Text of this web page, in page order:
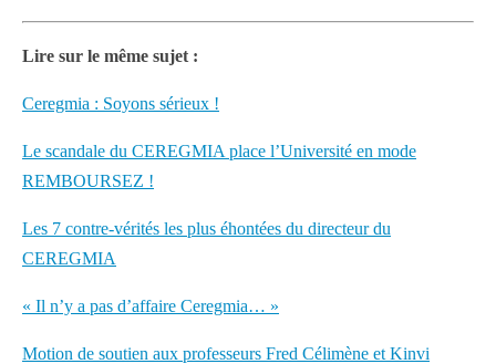
Lire sur le même sujet :
Ceregmia : Soyons sérieux !
Le scandale du CEREGMIA place l’Université en mode
REMBOURSEZ !
Les 7 contre-vérités les plus éhontées du directeur du
CEREGMIA
« Il n’y a pas d’affaire Ceregmia… »
Motion de soutien aux professeurs Fred Célimène et Kinvi